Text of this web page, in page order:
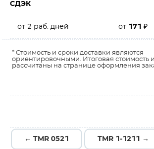
СДЭК
от 2 раб. дней от 171 ₽
* Стоимость и сроки доставки являются
ориентировочными. Итоговая стоимость
рассчитаны на странице оформления
← TMR 0521 TMR 1-1211 →